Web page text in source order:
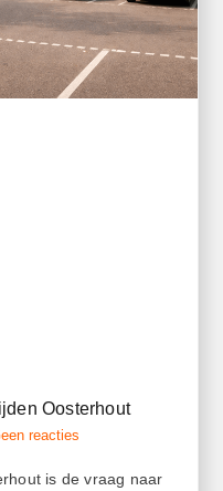
Oosterhout
reacties
is de vraag naar